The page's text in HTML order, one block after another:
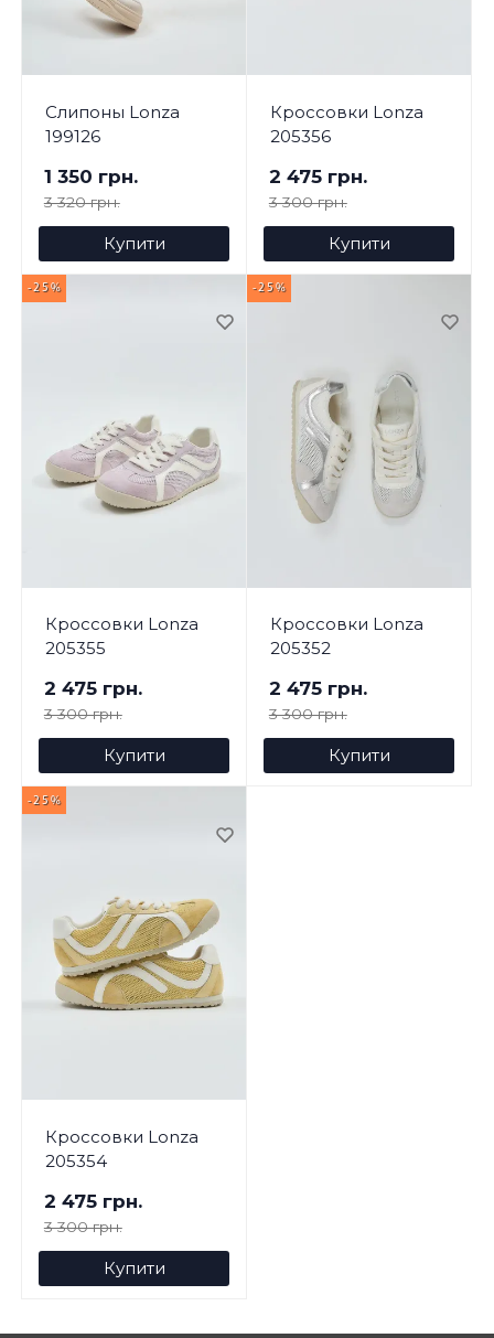
Слипоны Lonza
199126
1 350 грн.
3 320 грн.
Купити
Кроссовки Lonza
205356
2 475 грн.
3 300 грн.
Купити
-25%
Кроссовки Lonza
205355
2 475 грн.
3 300 грн.
Купити
-25%
Кроссовки Lonza
205352
2 475 грн.
3 300 грн.
Купити
-25%
Кроссовки Lonza
205354
2 475 грн.
3 300 грн.
Купити